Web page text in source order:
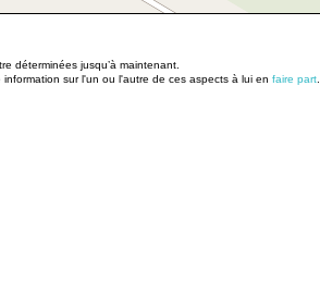
déterminées jusqu’à maintenant.
sur l'un ou l'autre de ces aspects à lui en faire part